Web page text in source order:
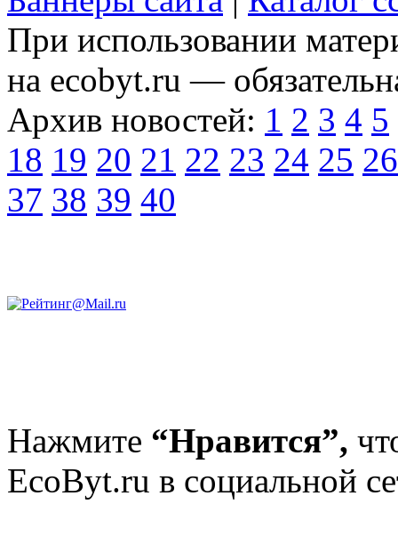
При использовании
на ecobyt.ru —
Архив новостей: 1 2 3 4 5
18 19 20 21 22 23 24 25 26
37 38 39 40
Нажмите “Нравится”,
EcoByt.ru в социальной